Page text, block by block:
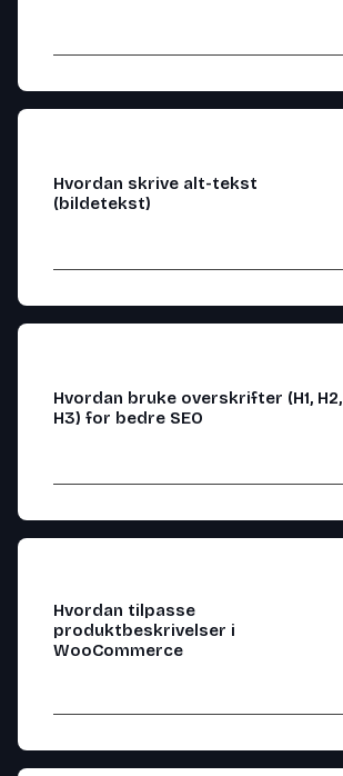
Hvordan skrive alt-tekst
(bildetekst)
Hvordan bruke overskrifter (H1, H2,
H3) for bedre SEO
Hvordan tilpasse
produktbeskrivelser i
WooCommerce